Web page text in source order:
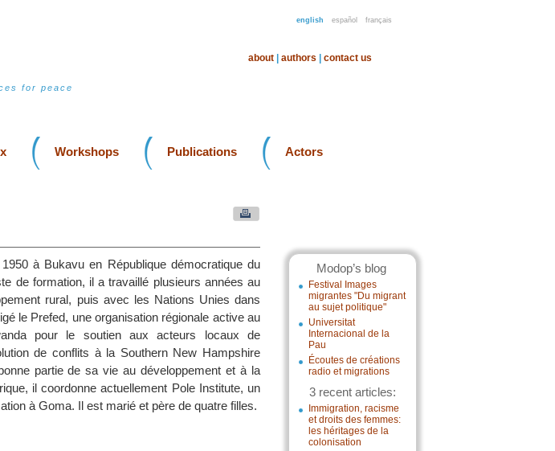
english español français
for peace
about authors contact us
Workshops Publications Actors
Modop’s blog
Festival Images
migrantes "Du migrant
au sujet politique"
Universitat
Internacional de la
Pau
Écoutes de créations
radio et migrations
3 recent articles:
Immigration, racisme
et droits des femmes:
les héritages de la
colonisation
à Bukavu en République démocratique du
de formation, il a travaillé plusieurs années au
rural, puis avec les Nations Unies dans
le Prefed, une organisation régionale active au
pour le soutien aux acteurs locaux de
de conflits à la Southern New Hampshire
partie de sa vie au développement et à la
il coordonne actuellement Pole Institute, un
à Goma. Il est marié et père de quatre filles.